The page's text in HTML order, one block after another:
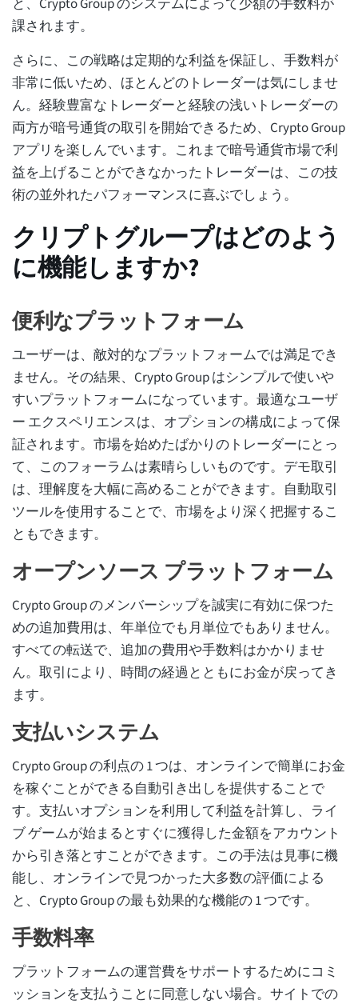
課されます。
さらに、この戦略は定期的な利益を保証し、手数料が
非常に低いため、ほとんどのトレーダーは気にしませ
ん。経験豊富なトレーダーと経験の浅いトレーダーの
両方が暗号通貨の取引を開始できるため、Crypto Group
アプリを楽しんでいます。これまで暗号通貨市場で利
益を上げることができなかったトレーダーは、この技
術の並外れたパフォーマンスに喜ぶでしょう。
クリプトグループはどのよう
に機能しますか?
便利なプラットフォーム
ユーザーは、敵対的なプラットフォームでは満足でき
ません。その結果、Crypto Group はシンプルで使いや
すいプラットフォームになっています。最適なユーザ
ー エクスペリエンスは、オプションの構成によって保
証されます。市場を始めたばかりのトレーダーにとっ
て、このフォーラムは素晴らしいものです。デモ取引
は、理解度を大幅に高めることができます。自動取引
ツールを使用することで、市場をより深く把握するこ
ともできます。
オープンソース プラットフォーム
Crypto Group のメンバーシップを誠実に有効に保つた
めの追加費用は、年単位でも月単位でもありません。
すべての転送で、追加の費用や手数料はかかりませ
ん。取引により、時間の経過とともにお金が戻ってき
ます。
支払いシステム
Crypto Group の利点の 1 つは、オンラインで簡単にお金
を稼ぐことができる自動引き出しを提供することで
す。支払いオプションを利用して利益を計算し、ライ
ブ ゲームが始まるとすぐに獲得した金額をアカウント
から引き落とすことができます。この手法は見事に機
能し、オンラインで見つかった大多数の評価による
と、Crypto Group の最も効果的な機能の 1 つです。
手数料率
プラットフォームの運営費をサポートするためにコミ
ッションを支払うことに同意しない場合。サイトでの